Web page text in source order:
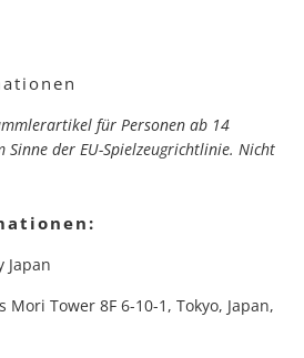
für Personen ab 14
Sinne der EU-Spielzeugrichtlinie. Nicht
Japan
Tower 8F 6-10-1, Tokyo, Japan,